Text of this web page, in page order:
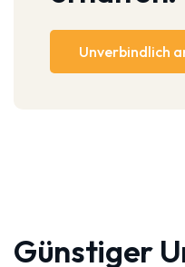
Unverbindlich
Günstiger